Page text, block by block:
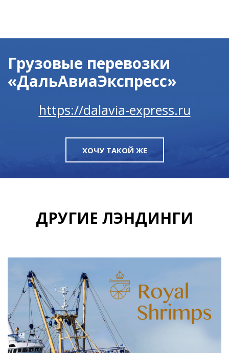
Грузовые перевозки
«ДальАвиаЭкспресс»
https://dalavia-express.ru
ХОЧУ ТАКОЙ ЖЕ
ДРУГИЕ ЛЭНДИНГИ